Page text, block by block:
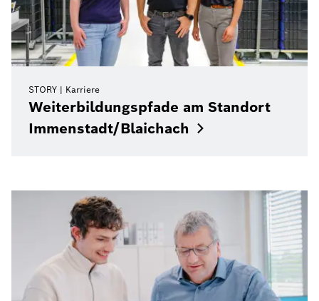
STORY Karriere
Weiterbildungspfade am Standort
Immenstadt/Blaichach